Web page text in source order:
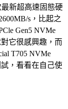
最新超高速固態硬
s，比起之
Gen5 NVMe
它很感興趣，而
T705 NVMe
，看看在自己使